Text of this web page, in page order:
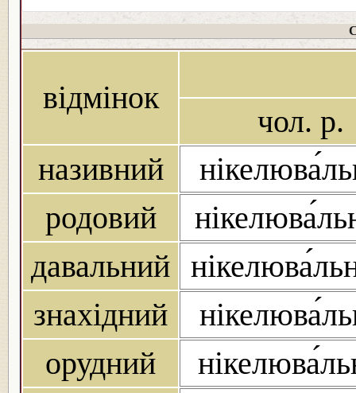
відмінок
чол. р.
називний
родовий
давальний
знахідний
орудний